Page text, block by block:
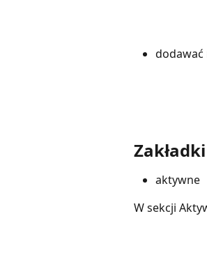
dodawać
Zakładki
aktywne
W sekcji